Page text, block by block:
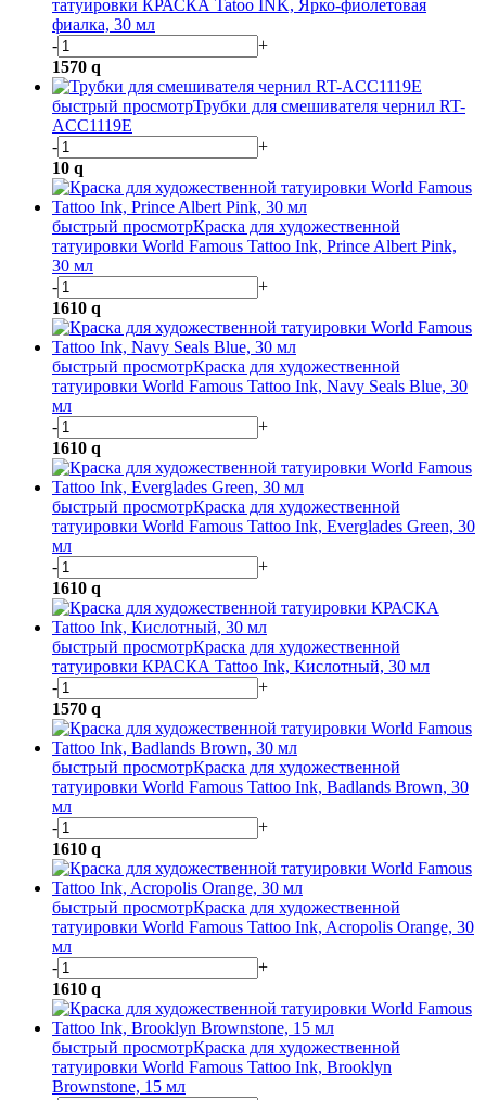
татуировки КРАСКА Tatoo INK, Ярко-фиолетовая
фиалка, 30 мл
-
+
1570 q
быстрый просмотрТрубки для смешивателя чернил RT-
ACC1119E
-
+
10 q
быстрый просмотрКраска для художественной
татуировки World Famous Tattoo Ink, Prince Albert Pink,
30 мл
-
+
1610 q
быстрый просмотрКраска для художественной
татуировки World Famous Tattoo Ink, Navy Seals Blue, 30
мл
-
+
1610 q
быстрый просмотрКраска для художественной
татуировки World Famous Tattoo Ink, Everglades Green, 30
мл
-
+
1610 q
быстрый просмотрКраска для художественной
татуировки КРАСКА Tattoo Ink, Кислотный, 30 мл
-
+
1570 q
быстрый просмотрКраска для художественной
татуировки World Famous Tattoo Ink, Badlands Brown, 30
мл
-
+
1610 q
быстрый просмотрКраска для художественной
татуировки World Famous Tattoo Ink, Acropolis Orange, 30
мл
-
+
1610 q
быстрый просмотрКраска для художественной
татуировки World Famous Tattoo Ink, Brooklyn
Brownstone, 15 мл